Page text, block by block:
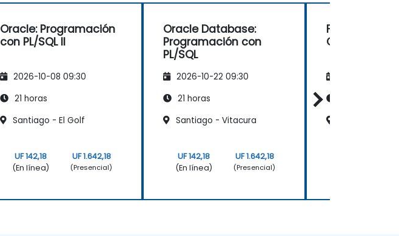
Oracle: Programación
con PL/SQL II
2026-10-08 09:30
21 horas
Santiago - El Golf
UF 142,18
(En línea)
UF 1.642,18
(Presencial)
Oracle Database:
Programación con
PL/SQL
2026-10-22 09:30
21 horas
Santiago - Vitacura
UF 142,18
(En línea)
UF 1.642,18
(Presencial)
ORACLE PL /